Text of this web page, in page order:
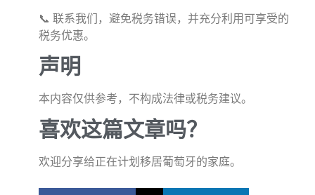
📞 联系我们，避免税务错误，并充分利用可享受的
税务优惠。
声明
本内容仅供参考，不构成法律或税务建议。
喜欢这篇文章吗？
欢迎分享给正在计划移居葡萄牙的家庭。